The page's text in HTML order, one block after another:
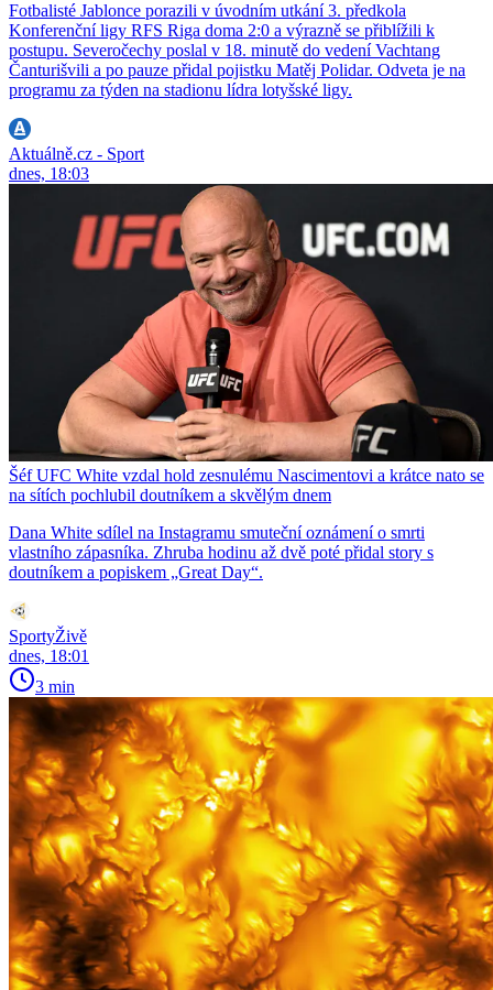
Fotbalisté Jablonce porazili v úvodním utkání 3. předkola
Konferenční ligy RFS Riga doma 2:0 a výrazně se přiblížili k
postupu. Severočechy poslal v 18. minutě do vedení Vachtang
Čanturišvili a po pauze přidal pojistku Matěj Polidar. Odveta je na
programu za týden na stadionu lídra lotyšské ligy.
Aktuálně.cz - Sport
dnes, 18:03
Šéf UFC White vzdal hold zesnulému Nascimentovi a krátce nato se
na sítích pochlubil doutníkem a skvělým dnem
Dana White sdílel na Instagramu smuteční oznámení o smrti
vlastního zápasníka. Zhruba hodinu až dvě poté přidal story s
doutníkem a popiskem „Great Day“.
SportyŽivě
dnes, 18:01
3 min